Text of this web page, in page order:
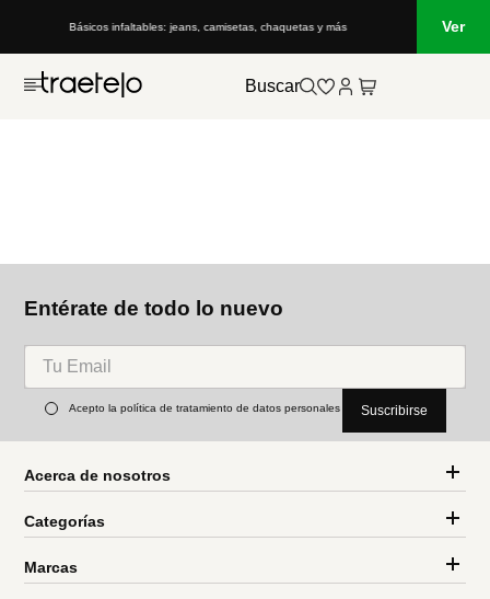
Básicos infaltables: jeans, camisetas, chaquetas y más Ver
Buscar
Entérate de todo lo nuevo
Acepto la política de tratamiento de datos personales Suscribirse
Acerca de nosotros
Categorías
Marcas